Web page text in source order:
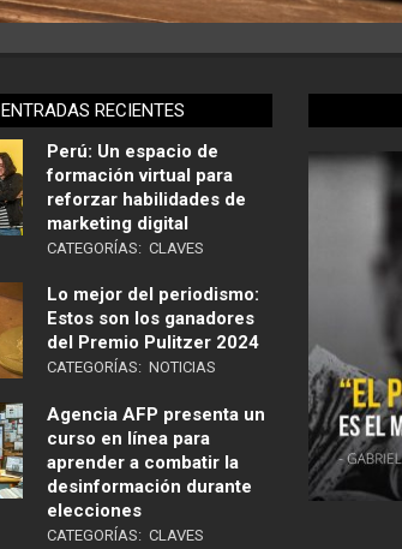
ENTRADAS RECIENTES
Perú: Un espacio de
formación virtual para
reforzar habilidades de
marketing digital
CATEGORÍAS: CLAVES
Lo mejor del periodismo:
Estos son los ganadores
del Premio Pulitzer 2024
CATEGORÍAS: NOTICIAS
Agencia AFP presenta un
curso en línea para
aprender a combatir la
desinformación durante
elecciones
CATEGORÍAS: CLAVES